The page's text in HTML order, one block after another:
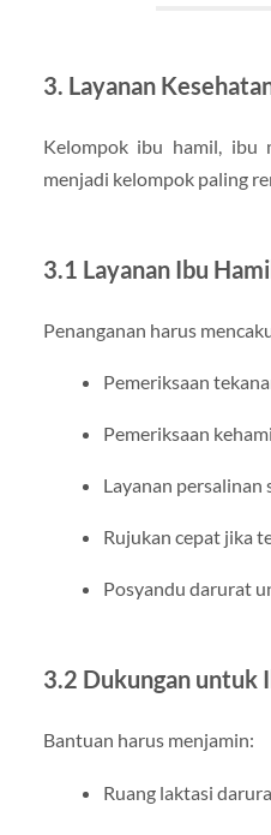
3. Layanan
Kelompok ibu hamil, ibu
menjadi kelompok paling
3.1 Layanan Ibu
Penanganan harus
Pemeriksaan
Pemeriksaan
Layanan persalinan
Rujukan cepat jika
Posyandu darurat
3.2 Dukungan untuk
Bantuan harus menjamin:
Ruang laktasi